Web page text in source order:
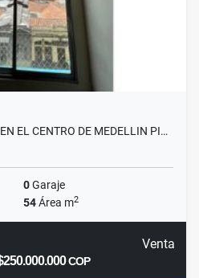
EL CENTRO DE MEDELLIN PI…
0Garaje
54Área m2
Venta
COP